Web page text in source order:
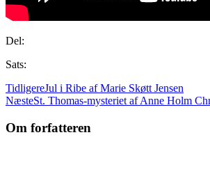
Del:
Sats:
TidligereJul i Ribe af Marie Skøtt Jensen
NæsteSt. Thomas-mysteriet af Anne Holm
Om forfatteren